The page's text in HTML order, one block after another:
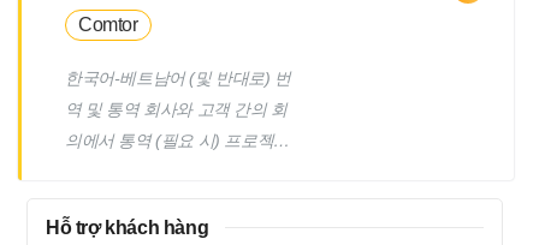
Comtor
한국어-베트남어 (및 반대로) 번
역 및 통역 회사와 고객 간의 회
의에서 통역 (필요 시) 프로젝트
발생한 분쟁을 신속히 해결
Hỗ trợ khách hàng